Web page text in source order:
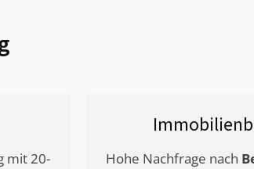
mit 20-
Hohe Nachfrage nach